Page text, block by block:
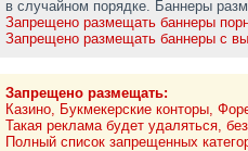
в случайном порядке. Баннеры
Запрещено размещать баннеры
Запрещено размещать баннеры с
Запрещено размещать:
Казино, Букмекерские конторы,
Такая реклама будет удаляться,
Полный список запрещенных